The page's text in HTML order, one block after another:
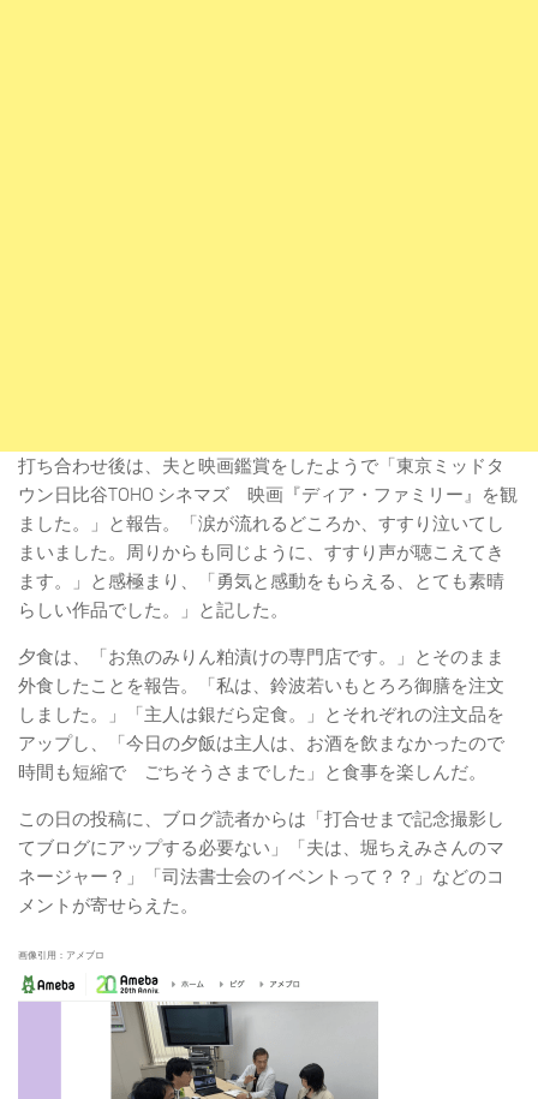
打ち合わせ後は、夫と映画鑑賞をしたようで「東京ミッドタ
ウン日比谷TOHO シネマズ 映画『ディア・ファミリー』を観
ました。」と報告。「涙が流れるどころか、すすり泣いてし
まいました。周りからも同じように、すすり声が聴こえてき
ます。」と感極まり、「勇気と感動をもらえる、とても素晴
らしい作品でした。」と記した。
夕食は、「お魚のみりん粕漬けの専門店です。」とそのまま
外食したことを報告。「私は、鈴波若いもとろろ御膳を注文
しました。」「主人は銀だら定食。」とそれぞれの注文品を
アップし、「今日の夕飯は主人は、お酒を飲まなかったので
時間も短縮で ごちそうさまでした」と食事を楽しんだ。
この日の投稿に、ブログ読者からは「打合せまで記念撮影し
てブログにアップする必要ない」「夫は、堀ちえみさんのマ
ネージャー？」「司法書士会のイベントって？？」などのコ
メントが寄せらえた。
画像引用：アメブロ